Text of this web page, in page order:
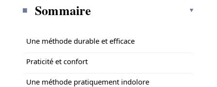
Sommaire
Une méthode durable et efficace
Praticité et confort
Une méthode pratiquement indolore